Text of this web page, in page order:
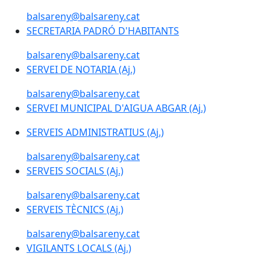
balsareny@balsareny.cat
SECRETARIA PADRÓ D'HABITANTS
balsareny@balsareny.cat
SERVEI DE NOTARIA (Aj.)
balsareny@balsareny.cat
SERVEI MUNICIPAL D'AIGUA ABGAR (Aj.)
SERVEIS ADMINISTRATIUS (Aj.)
balsareny@balsareny.cat
SERVEIS SOCIALS (Aj.)
balsareny@balsareny.cat
SERVEIS TÈCNICS (Aj.)
balsareny@balsareny.cat
VIGILANTS LOCALS (Aj.)